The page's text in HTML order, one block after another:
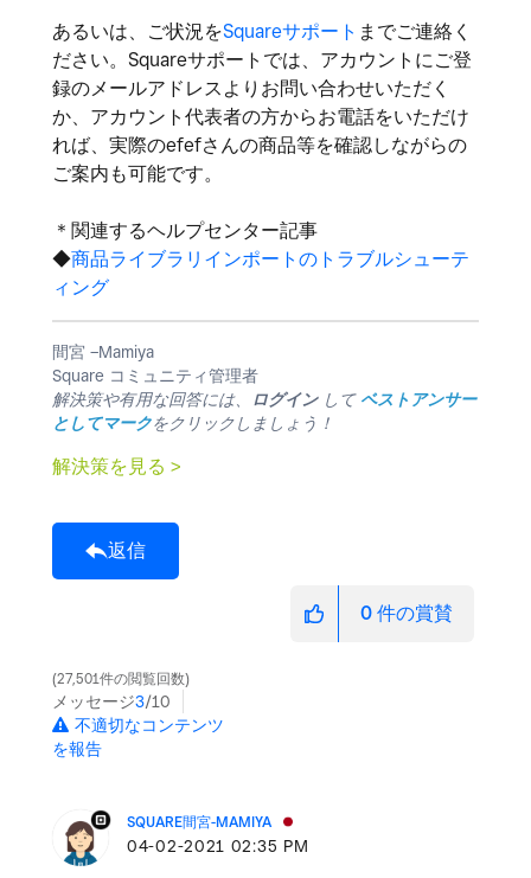
あるいは、ご状況をSquareサポート までご連絡く
ださい。Squareサポートでは、アカウントにご登
録のメールアドレスよりお問い合わせいただく
か、アカウント代表者の方からお電話をいただけ
れば、実際のefefさんの商品等を確認しながらの
ご案内も可能です。
＊関連するヘルプセンター記事
◆商品ライブラリインポートのトラブルシューテ
ィング
間宮 −Mamiya
Square コミュニティ管理者
解決策や有用な回答には、
ログインして ベストアンサー
としてマークをクリックしましょう！
解決策を見る >
返信
0件の賞賛
27,501件の閲覧回数
メッセージ3/10
不適切なコンテンツ
を報告
SQUARE間宮-MAMIYA
‎04-02-2021 02:35 PM